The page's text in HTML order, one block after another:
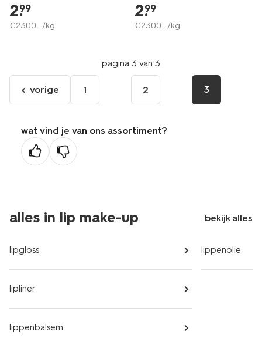
2.
99
€2300.–/kg
2.
99
€2300.–/kg
pagina 3 van 3
ga
naar
vorige
pagina
vorige 1 2 3
wat vind je van ons assortiment?
alles in lip make-up bekijk alles
lipgloss
lipliner
lippenbalsem
lippenolie